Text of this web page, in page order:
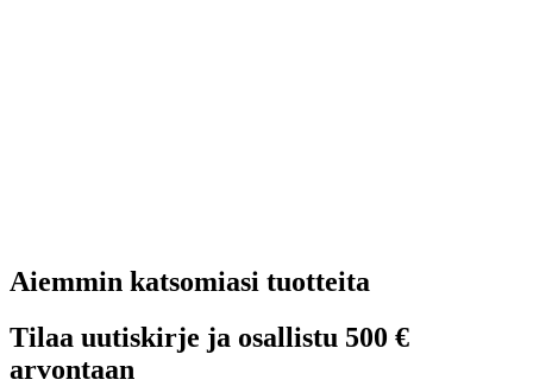
Aiemmin katsomiasi tuotteita
Tilaa uutiskirje ja osallistu 500 €
arvontaan